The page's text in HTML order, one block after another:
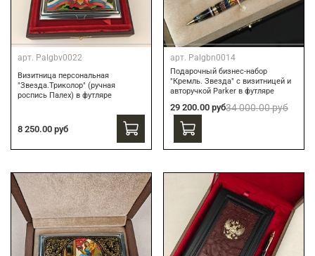
арт. Palgbv0022
Визитница персональная
"Звезда.Триколор" (ручная
роспись Палех) в футляре
8 250.00 руб
арт. Palgbn0014
Подарочный бизнес-набор
"Кремль. Звезда" с визитницей и
авторучкой Parker в футляре
29 200.00 руб34 000.00 руб